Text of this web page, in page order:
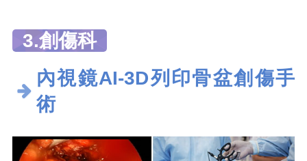
3.創傷科
內視鏡AI-3D列印骨盆創傷手
術